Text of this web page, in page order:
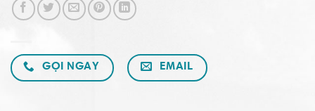
GỌI NGAY EMAIL